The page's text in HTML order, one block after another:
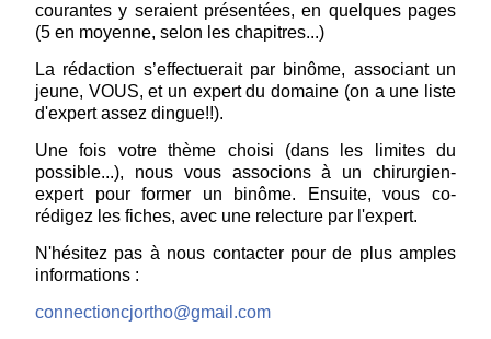
courantes y seraient présentées, en quelques pages
(5 en moyenne, selon les chapitres...)
La rédaction s’effectuerait par binôme, associant un
jeune, VOUS, et un expert du domaine (on a une liste
d'expert assez dingue!!).
Une fois votre thème choisi (dans les limites du
possible...), nous vous associons à un chirurgien-
expert pour former un binôme. Ensuite, vous co-
rédigez les fiches, avec une relecture par l'expert.
N'hésitez pas à nous contacter pour de plus amples
informations :
connectioncjortho@gmail.com